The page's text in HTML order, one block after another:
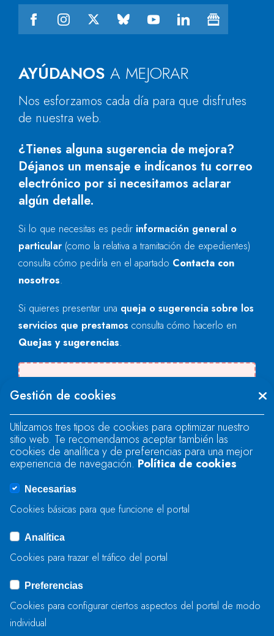
AYÚDANOS A MEJORAR
Nos esforzamos cada día para que disfrutes
de nuestra web.
¿Tienes alguna sugerencia de mejora?
Déjanos un mensaje e indícanos tu correo
electrónico por si necesitamos aclarar
algún detalle.
Si lo que necesitas es pedir información general o
particular (como la relativa a tramitación de expedientes)
consulta cómo pedirla en el apartado Contacta con
nosotros.
Si quieres presentar una queja o sugerencia sobre los
servicios que prestamos consulta cómo hacerlo en
Quejas y sugerencias.
"text".
Se produjo un error al cargar el campo
"text".
Se produjo un error al cargar el campo
ENVIAR
Gestión de cookies
Utilizamos tres tipos de cookies para optimizar nuestro
sitio web. Te recomendamos aceptar también las
cookies de analítica y de preferencias para una mejor
experiencia de navegación. Política de cookies
Necesarias
Cookies básicas para que funcione el portal
Analítica
Cookies para trazar el tráfico del portal
Preferencias
Cookies para configurar ciertos aspectos del portal de modo
individual